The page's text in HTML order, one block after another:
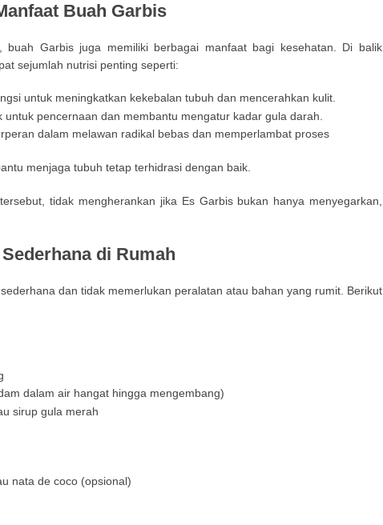
Buah Garbis
buah Garbis juga memiliki berbagai manfaat bagi kesehatan. Di balik
sejumlah nutrisi penting seperti:
untuk meningkatkan kekebalan tubuh dan mencerahkan kulit.
untuk pencernaan dan membantu mengatur kadar gula darah.
dalam melawan radikal bebas dan memperlambat proses
menjaga tubuh tetap terhidrasi dengan baik.
tidak mengherankan jika Es Garbis bukan hanya menyegarkan,
di Rumah
dan tidak memerlukan peralatan atau bahan yang rumit. Berikut
dalam air hangat hingga mengembang)
sirup gula merah
nata de coco (opsional)